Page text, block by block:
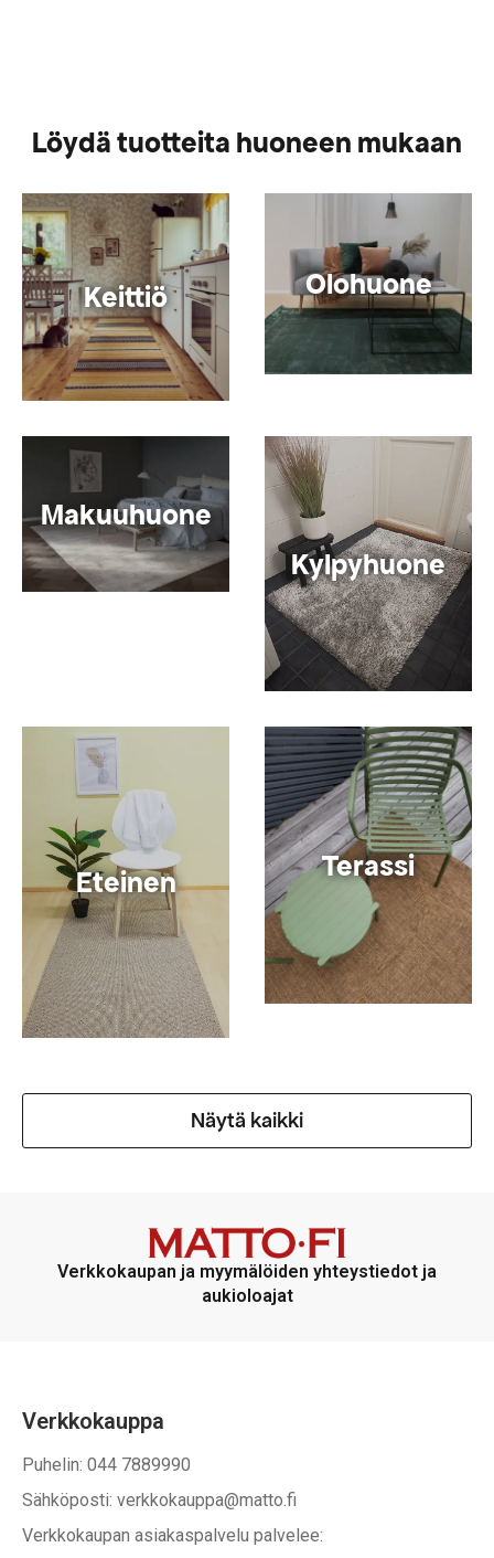
Löydä tuotteita huoneen mukaan
Keittiö Olohuone
Makuuhuone
Kylpyhuone
Eteinen Terassi
Näytä kaikki
Verkkokaupan ja myymälöiden yhteystiedot ja
aukioloajat
Verkkokauppa
Puhelin: 044 7889990
Sähköposti: verkkokauppa@matto.fi
Verkkokaupan asiakaspalvelu palvelee: